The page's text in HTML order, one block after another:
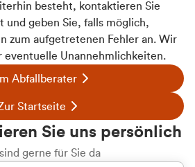
besteht, kontaktieren Sie
und geben Sie, falls möglich,
zum aufgetretenen Fehler an. Wir
eventuelle Unannehmlichkeiten.
Abfallberater
Startseite
Sie uns persönlich
gerne für Sie da